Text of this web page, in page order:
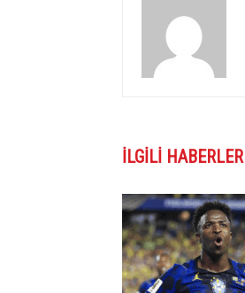
İLGILI HABERLER